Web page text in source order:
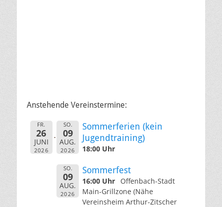
Anstehende Vereinstermine:
FR.
26
JUNI
2026
SO.
09
AUG.
2026
Sommerferien (kein
Jugendtraining)
18:00 Uhr
SO.
09
AUG.
2026
Sommerfest
16:00 Uhr
Offenbach-Stadt
Main-Grillzone (Nähe
Vereinsheim Arthur-Zitscher